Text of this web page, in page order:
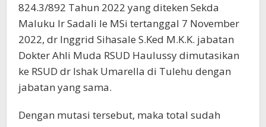
824.3/892 Tahun 2022 yang diteken Sekda
Maluku Ir Sadali Ie MSi tertanggal 7 November
2022, dr Inggrid Sihasale S.Ked M.K.K. jabatan
Dokter Ahli Muda RSUD Haulussy dimutasikan
ke RSUD dr Ishak Umarella di Tulehu dengan
jabatan yang sama.
Dengan mutasi tersebut, maka total sudah